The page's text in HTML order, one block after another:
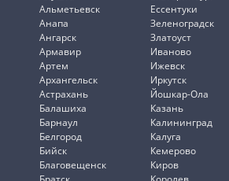
Альметьевск
Анапа
Ангарск
Армавир
Артем
Архангельск
Астрахань
Балашиха
Барнаул
Белгород
Бийск
Благовещенск
Ессентуки
Зеленоградск
Златоуст
Иваново
Ижевск
Иркутск
Йошкар-Ола
Казань
Калининград
Калуга
Кемерово
Киров